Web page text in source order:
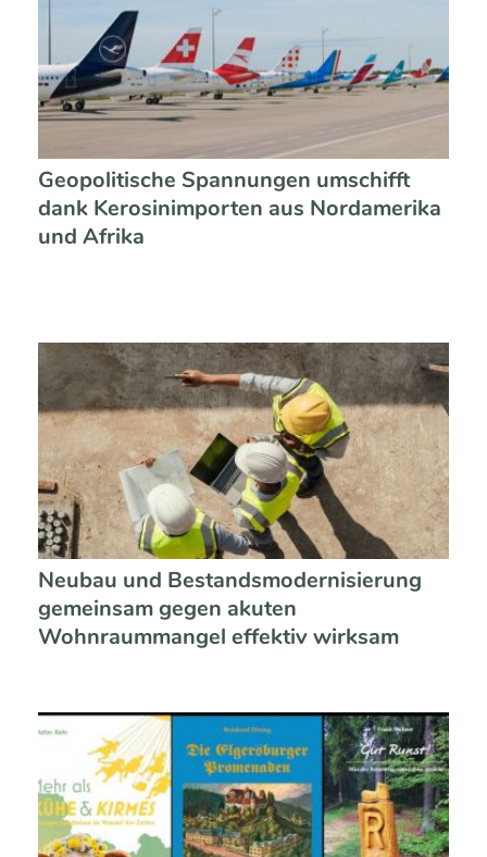
Geopolitische Spannungen umschifft
dank Kerosinimporten aus Nordamerika
und Afrika
Neubau und Bestandsmodernisierung
gemeinsam gegen akuten
Wohnraummangel effektiv wirksam